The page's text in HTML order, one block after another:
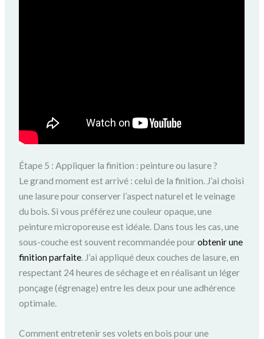
Étape 5 : Appliquer la finition : peinture ou lasure ?
Le grand moment est arrivé : celui de la finition. J’ai choisi
une lasure pour conserver l’aspect naturel et le veinage
du bois. Si vous préférez une couleur opaque, une
peinture microporeuse est idéale. Dans tous les cas, une
sous-couche est souvent recommandée pourobtenir une
finition parfaite. J’ai appliqué deux couches de lasure, en
respectant 24 heures de séchage et en réalisant un léger
ponçage (égrenage) entre les deux pour une adhérence
optimale.
Comment entretenir ses volets en bois pour une